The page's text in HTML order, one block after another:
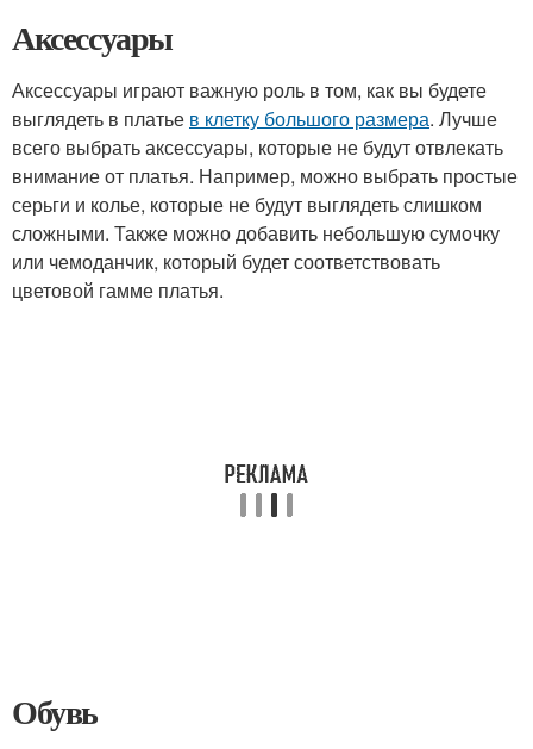
Аксессуары
Аксессуары играют важную роль в том, как вы будете
выглядеть в платье в клетку большого размера. Лучше
всего выбрать аксессуары, которые не будут отвлекать
внимание от платья. Например, можно выбрать простые
серьги и колье, которые не будут выглядеть слишком
сложными. Также можно добавить небольшую сумочку
или чемоданчик, который будет соответствовать
цветовой гамме платья.
Обувь